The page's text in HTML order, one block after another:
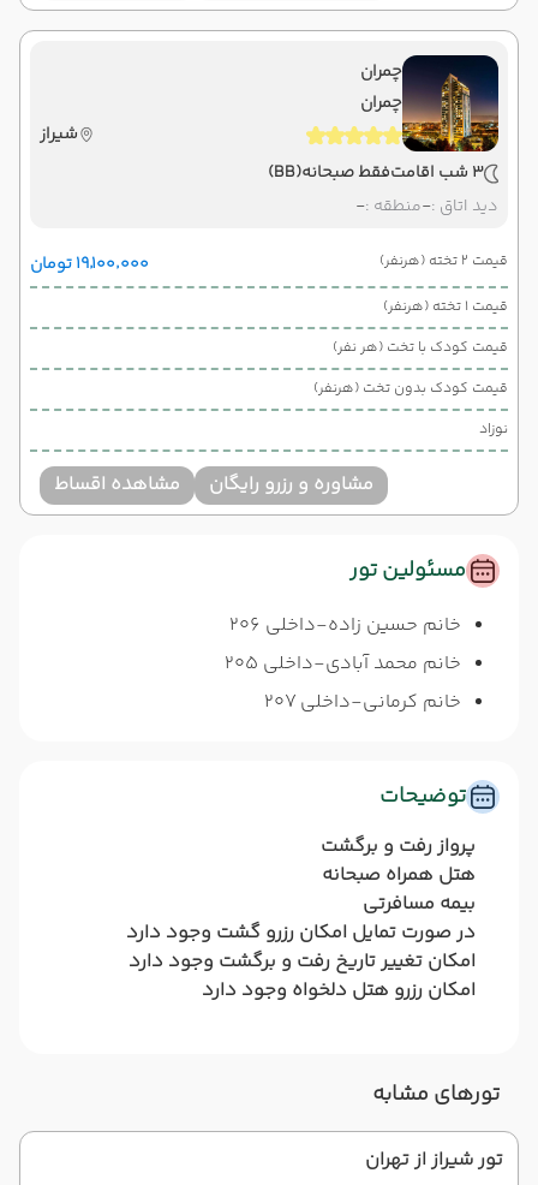
چمران
چمران
شیراز
3 شب اقامت
فقط صبحانه(BB)
دید اتاق :-منطقه :-
قیمت 2 تخته (هرنفر) ۱۹٬۱۰۰٬۰۰۰ تومان
قیمت 1 تخته (هرنفر)
قیمت کودک با تخت (هر نفر)
قیمت کودک بدون تخت (هرنفر)
نوزاد
مشاوره و رزرو رایگان مشاهده اقساط
مسئولین تور
خانم حسین زاده-داخلی 206
خانم محمد آبادی-داخلی 205
خانم کرمانی-داخلی 207
توضیحات
پرواز رفت و برگشت
هتل همراه صبحانه
بیمه مسافرتی
در صورت تمایل امکان رزرو گشت وجود دارد
امکان تغییر تاریخ رفت و برگشت وجود دارد
امکان رزرو هتل دلخواه وجود دارد
تورهای مشابه
تور شیراز از تهران